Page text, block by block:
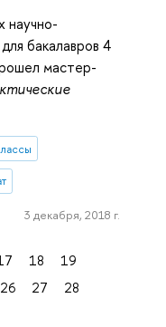
бакалавров 4
мастер-
3 декабря, 2018 г.
18
19
26 27
28